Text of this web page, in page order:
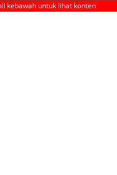
kebawah untuk lihat konten